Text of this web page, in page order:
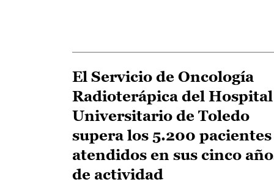
El Servicio de Oncología
Radioterápica del Hospital
Universitario de Toledo
supera los 5.200 pacientes
atendidos en sus cinco
de actividad